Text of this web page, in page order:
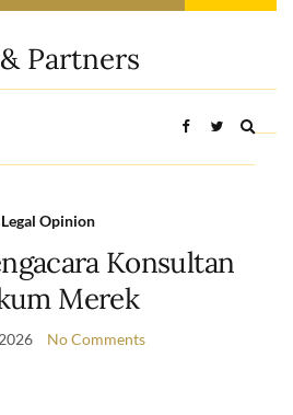
form
Legal Opinion
Konsultan
Merek
No Comments